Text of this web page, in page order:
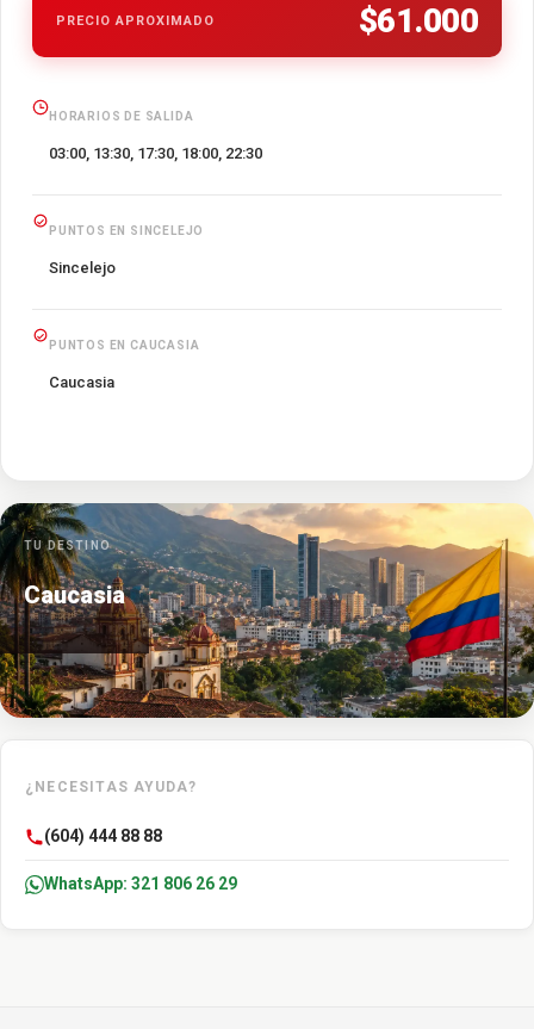
PRECIO APROXIMADO $61.000
HORARIOS DE SALIDA
03:00, 13:30, 17:30, 18:00, 22:30
PUNTOS EN SINCELEJO
Sincelejo
PUNTOS EN CAUCASIA
Caucasia
TU DESTINO
Caucasia
¿NECESITAS AYUDA?
(604) 444 88 88
WhatsApp: 321 806 26 29